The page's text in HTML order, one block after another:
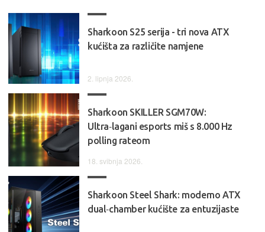
Sharkoon S25 serija - tri nova ATX
kućišta za različite namjene
2. lipnja 2026.
Sharkoon SKILLER SGM70W:
Ultra‑lagani esports miš s 8.000 Hz
polling rateom
18. svibnja 2026.
Sharkoon Steel Shark: moderno ATX
dual‑chamber kućište za entuzijaste